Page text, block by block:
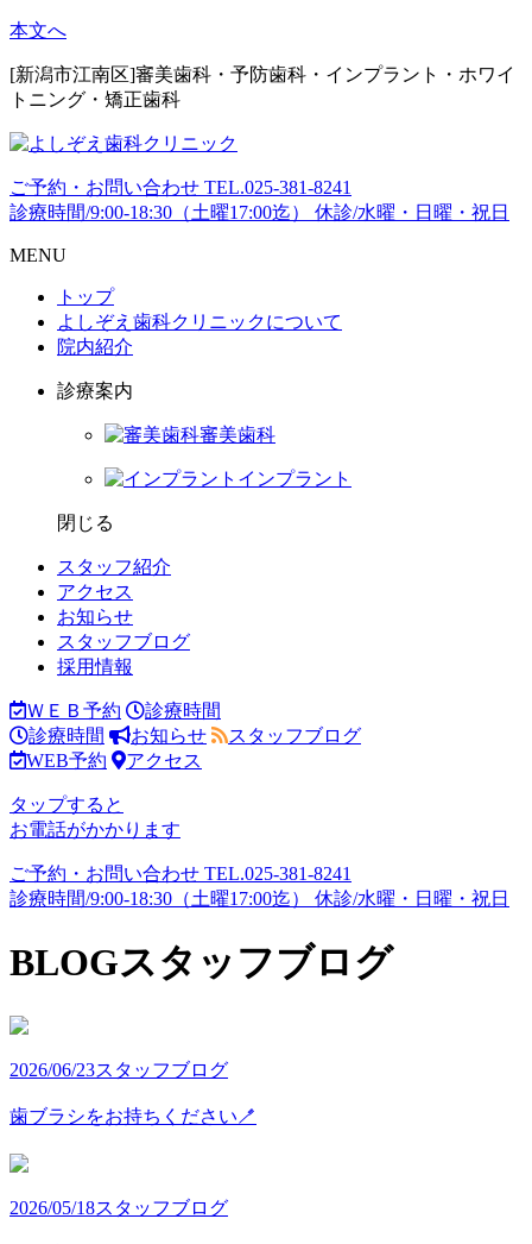
本文へ
[新潟市江南区]審美歯科・予防歯科・インプラント・ホワイ
トニング・矯正歯科
ご予約・お問い合わせ TEL.025-381-8241
診療時間/9:00-18:30（土曜17:00迄）
休診/水曜・日曜・祝日
MENU
トップ
よしぞえ歯科クリニックについて
院内紹介
診療案内
審美歯科
インプラント
閉じる
スタッフ紹介
アクセス
お知らせ
スタッフブログ
採用情報
ＷＥＢ予約
診療時間
診療時間
お知らせ
スタッフブログ
WEB予約
アクセス
タップすると
お電話がかかります
ご予約・お問い合わせ TEL.025-381-8241
診療時間/9:00-18:30（土曜17:00迄）
休診/水曜・日曜・祝日
BLOGスタッフブログ
2026/06/23スタッフブログ
歯ブラシをお持ちください🪥
2026/05/18スタッフブログ